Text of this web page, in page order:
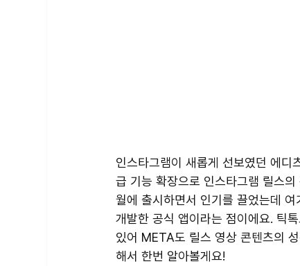
인스타그램이 새롭게 선보였던 에
급 기능 확장으로 인스타그램 릴스
월에 출시하면서 인기를 끌었는데
개발한 공식 앱이라는 점이에요. 틱
있어 META도 릴스 영상 콘텐츠의
해서 한번 알아볼게요!